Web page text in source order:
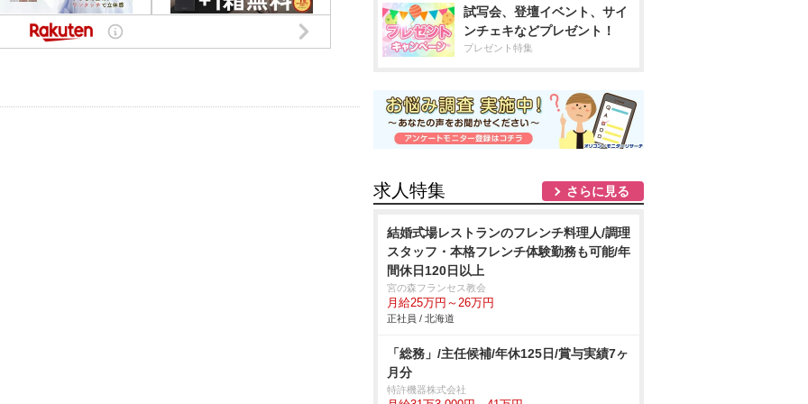
試写会、登壇イベント、サイ
ンチェキなどプレゼント！
プレゼント特集
求人特集 さらに見る
結婚式場レストランのフレンチ料理人/調理
スタッフ・本格フレンチ体験勤務も可能/年
間休日120日以上
宮の森フランセス教会
月給25万円～26万円
正社員 / 北海道
「総務」/主任候補/年休125日/賞与実績7ヶ
月分
特許機器株式会社